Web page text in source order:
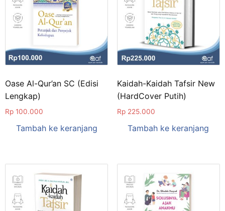
Oase Al-Qur’an SC (Edisi
Lengkap)
Rp 100.000
Tambah ke keranjang
Kaidah-Kaidah Tafsir New
(HardCover Putih)
Rp225.000
Tambah ke keranjang